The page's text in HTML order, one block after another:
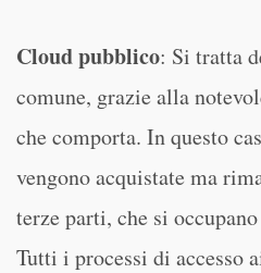
Cloud pubblico: Si tratta
comune, grazie alla
che comporta. In questo
vengono acquistate ma
terze parti, che si
Tutti i processi di accesso